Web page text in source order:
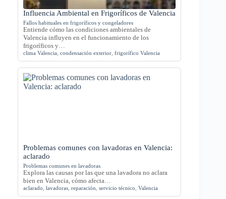
Influencia Ambiental en Frigoríficos de Valencia
Fallos habituales en frigoríficos y congeladores
Entiende cómo las condiciones ambientales de
Valencia influyen en el funcionamiento de los
frigoríficos y…
clima Valencia condensación exterior frigorífico Valencia
Problemas comunes con lavadoras en Valencia:
aclarado
Problemas comunes en lavadoras
Explora las causas por las que una lavadora no aclara
bien en Valencia, cómo afecta…
aclarado lavadoras reparación servicio técnico Valencia